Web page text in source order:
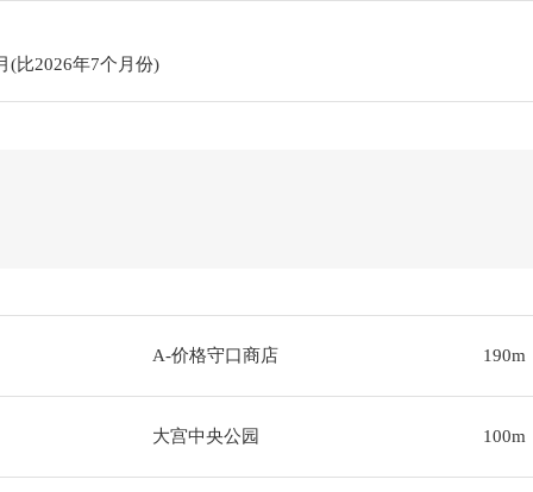
(比2026年7个月份)
A-价格守口商店 190m
大宫中央公园 100m